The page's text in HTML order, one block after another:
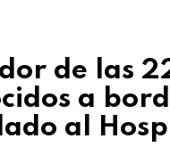
de las
a
al